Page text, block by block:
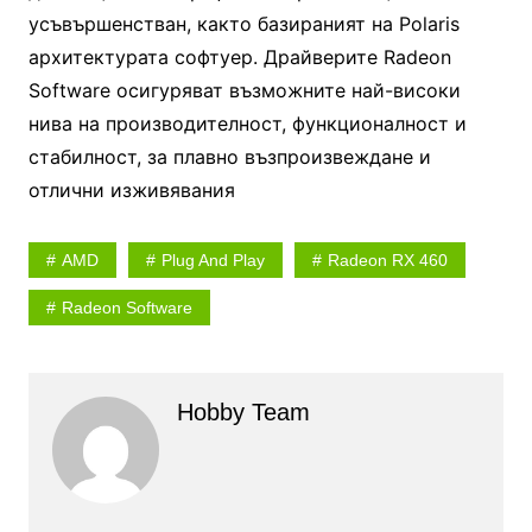
усъвършенстван, както базираният на Polaris
архитектурата софтуер. Драйверите Radeon
Software осигуряват възможните най-високи
нива на производителност, функционалност и
стабилност, за плавно възпроизвеждане и
отлични изживявания
AMD Plug And Play Radeon RX 460
Radeon Software
Hobby Team